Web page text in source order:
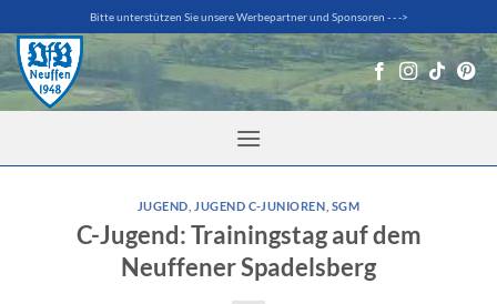
Inhalt
springen
Bitte unterstützen Sie unsere Werbepartner und Sponsoren - - ->
JUGEND JUGEND C-JUNIOREN SGM
C-Jugend: Trainingstag auf dem
Neuffener Spadelsberg